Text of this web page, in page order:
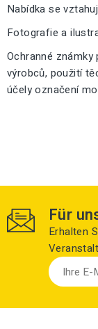
Nabídka se
Fotografie a
Ochranné
výrobců, použití
účely označení
Für
Erhalten